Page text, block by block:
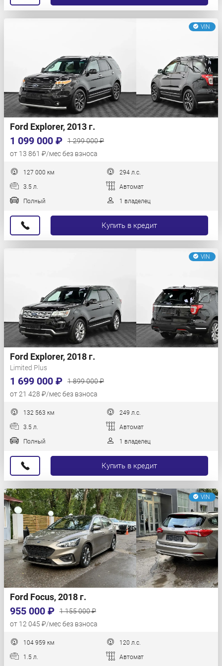
VIN
Ford Explorer, 2013 г.
1 099 000 ₽
1 299 000 ₽
от 13 861 ₽/мес без взноса
127 000 км 294 л.с.
3.5 л. Автомат
Полный 1 владелец
Купить в кредит
VIN
Ford Explorer, 2018 г.
Limited Plus
1 699 000 ₽
1 899 000 ₽
от 21 428 ₽/мес без взноса
132 563 км 249 л.с.
3.5 л. Автомат
Полный 1 владелец
Купить в кредит
VIN
Ford Focus, 2018 г.
955 000 ₽
1 155 000 ₽
от 12 045 ₽/мес без взноса
104 959 км 120 л.с.
1.5 л. Автомат